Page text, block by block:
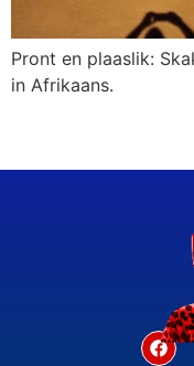
Pront en plaaslik:
in Afrikaans.